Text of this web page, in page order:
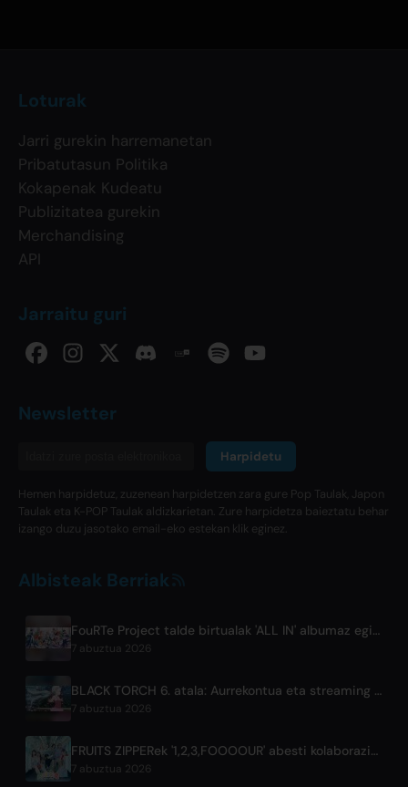
Loturak
Jarri gurekin harremanetan
Pribatutasun Politika
Kokapenak Kudeatu
Publizitatea gurekin
Merchandising
API
Jarraitu guri
Newsletter
Harpidetu
Hemen harpidetuz, zuzenean harpidetzen zara gure Pop Taulak, Japon
Taulak eta K-POP Taulak aldizkarietan. Zure harpidetza baieztatu behar
izango duzu jasotako email-eko estekan klik eginez.
Albisteak Berriak
FouRTe Project talde birtualak 'ALL IN' albumaz egin du debuta, m-flo ren ☆Taku Takahashik ekoitzia
7 abuztua 2026
BLACK TORCH 6. atala: Aurrekontua eta streaming xehetasunak
7 abuztua 2026
FRUITS ZIPPERek '1,2,3,FOOOOUR' abesti kolaborazio berria argitaratu du
7 abuztua 2026